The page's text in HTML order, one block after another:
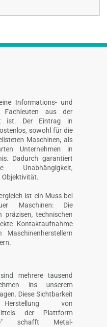
Informations- und
Fachleuten aus der
ist. Der Eintrag in
sowohl für die
Maschinen, als
Unternehmen in
Dadurch garantiert
Unabhängigkeit,
Objektivität.
ist ein Muss bei
Maschinen: Die
präzisen, technischen
Kontaktaufnahme
mehrere tausend
ins unserem
Diese Sichtbarkeit
von
der Plattform
schafft Metal-